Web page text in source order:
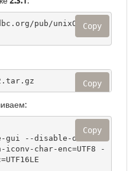
pub/unixODBC/un
Copy
Copy
gui --disable-drivers
char-enc=UTF8 -
Copy